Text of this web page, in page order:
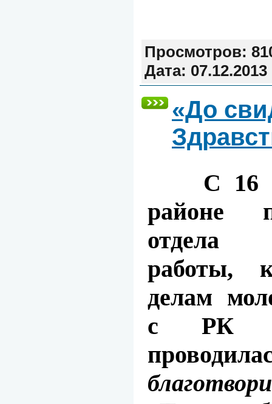
Просмотров:
Дата: 07.12.2013
«До
С 16
районе
отдела
работы,
делам
с РК